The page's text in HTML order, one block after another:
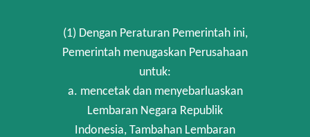
(1) Dengan Peraturan Pemerintah ini,
Pemerintah menugaskan Perusahaan
untuk:
a. mencetak dan menyebarluaskan
Lembaran Negara Republik
Indonesia, Tambahan Lembaran